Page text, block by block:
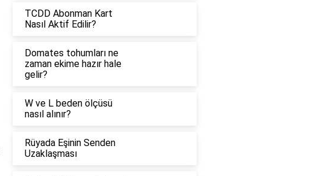
TCDD Abonman Kart
Nasıl Aktif Edilir?
Domates tohumları ne
zaman ekime hazır hale
gelir?
W ve L beden ölçüsü
nasıl alınır?
Rüyada Eşinin Senden
Uzaklaşması